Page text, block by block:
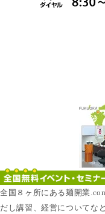
全国８ヶ所にある麺開業
だし講習、経営についてな